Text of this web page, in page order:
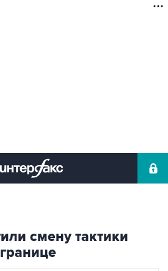
смену тактики